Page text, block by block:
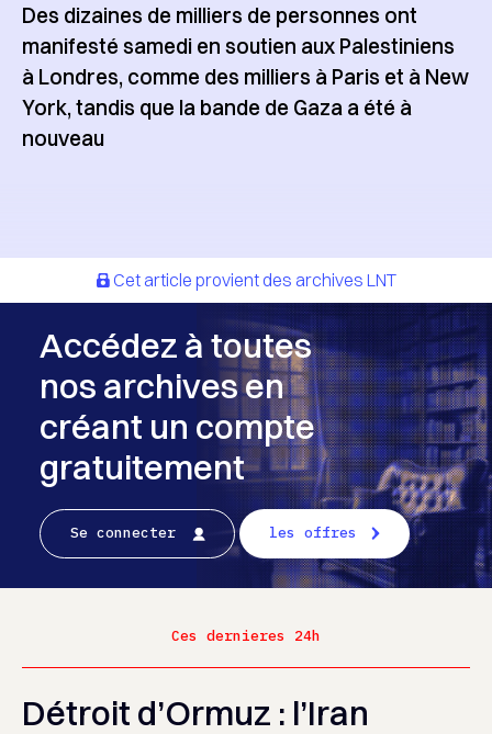
Des dizaines de milliers de personnes ont
manifesté samedi en soutien aux Palestiniens
à Londres, comme des milliers à Paris et à New
York, tandis que la bande de Gaza a été à
nouveau
Cet article provient des archives LNT
Accédez à toutes
nos archives en
créant un compte
gratuitement
Se connecter les offres
Ces dernieres 24h
Détroit d’Ormuz : l’Iran